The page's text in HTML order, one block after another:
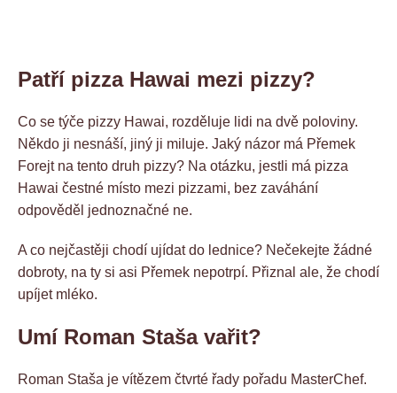
Patří pizza Hawai mezi pizzy?
Co se týče pizzy Hawai, rozděluje lidi na dvě poloviny.
Někdo ji nesnáší, jiný ji miluje. Jaký názor má Přemek
Forejt na tento druh pizzy? Na otázku, jestli má pizza
Hawai čestné místo mezi pizzami, bez zaváhání
odpověděl jednoznačné ne.
A co nejčastěji chodí ujídat do lednice? Nečekejte žádné
dobroty, na ty si asi Přemek nepotrpí. Přiznal ale, že chodí
upíjet mléko.
Umí Roman Staša vařit?
Roman Staša je vítězem čtvrté řady pořadu MasterChef.